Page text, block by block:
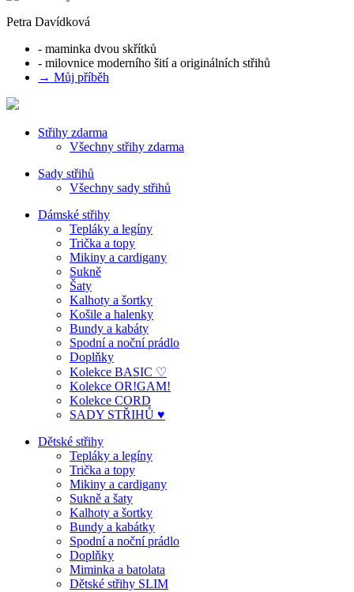
Petra Davídková
- maminka dvou skřítků
- milovnice moderního šití a originálních střihů
→ Můj příběh
Střihy zdarma
Všechny střihy zdarma
Sady střihů
Všechny sady střihů
Dámské střihy
Tepláky a legíny
Trička a topy
Mikiny a cardigany
Sukně
Šaty
Kalhoty a šortky
Košile a halenky
Bundy a kabáty
Spodní a noční prádlo
Doplňky
Kolekce BASIC ♡
Kolekce OR!GAM!
Kolekce CORD
SADY STŘIHŮ ♥
Dětské střihy
Tepláky a legíny
Trička a topy
Mikiny a cardigany
Sukně a šaty
Kalhoty a šortky
Bundy a kabátky
Spodní a noční prádlo
Doplňky
Miminka a batolata
Dětské střihy SLIM